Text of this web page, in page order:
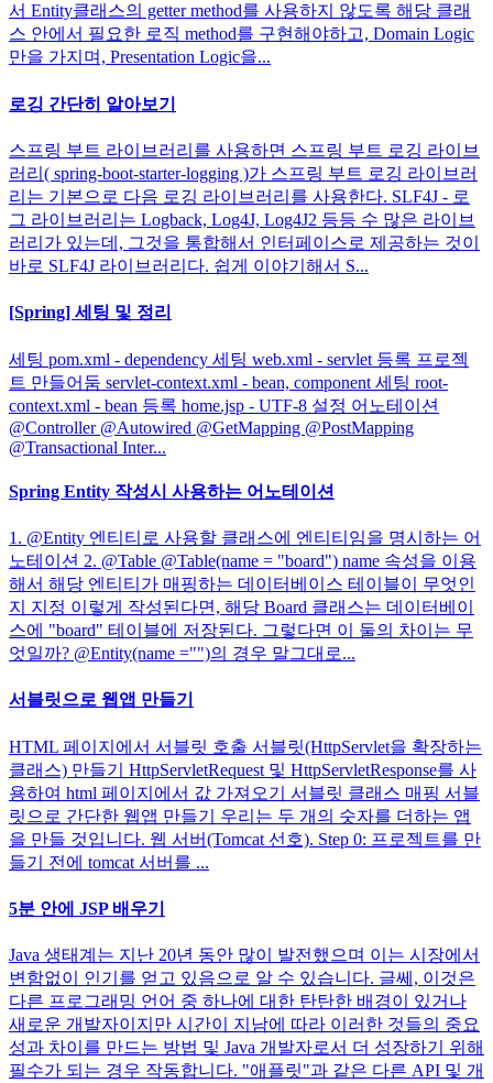
서 Entity클래스의 getter method를 사용하지 않도록 해당 클래
스 안에서 필요한 로직 method를 구현해야하고, Domain Logic
만을 가지며, Presentation Logic을...
로깅 간단히 알아보기
스프링 부트 라이브러리를 사용하면 스프링 부트 로깅 라이브
러리( spring-boot-starter-logging )가 스프링 부트 로깅 라이브러
리는 기본으로 다음 로깅 라이브러리를 사용한다. SLF4J - 로
그 라이브러리는 Logback, Log4J, Log4J2 등등 수 많은 라이브
러리가 있는데, 그것을 통합해서 인터페이스로 제공하는 것이
바로 SLF4J 라이브러리다. 쉽게 이야기해서 S...
[Spring] 세팅 및 정리
세팅 pom.xml - dependency 세팅 web.xml - servlet 등록 프로젝
트 만들어둠 servlet-context.xml - bean, component 세팅 root-
context.xml - bean 등록 home.jsp - UTF-8 설정 어노테이션
@Controller @Autowired @GetMapping @PostMapping
@Transactional Inter...
Spring Entity 작성시 사용하는 어노테이션
1. @Entity 엔티티로 사용할 클래스에 엔티티임을 명시하는 어
노테이션 2. @Table @Table(name = "board") name 속성을 이용
해서 해당 엔티티가 매핑하는 데이터베이스 테이블이 무엇인
지 지정 이렇게 작성된다면, 해당 Board 클래스는 데이터베이
스에 "board" 테이블에 저장된다. 그렇다면 이 둘의 차이는 무
엇일까? @Entity(name ="")의 경우 말그대로...
서블릿으로 웹앱 만들기
HTML 페이지에서 서블릿 호출 서블릿(HttpServlet을 확장하는
클래스) 만들기 HttpServletRequest 및 HttpServletResponse를 사
용하여 html 페이지에서 값 가져오기 서블릿 클래스 매핑 서블
릿으로 간단한 웹앱 만들기 우리는 두 개의 숫자를 더하는 앱
을 만들 것입니다. 웹 서버(Tomcat 선호). Step 0: 프로젝트를 만
들기 전에 tomcat 서버를 ...
5분 안에 JSP 배우기
Java 생태계는 지난 20년 동안 많이 발전했으며 이는 시장에서
변함없이 인기를 얻고 있음으로 알 수 있습니다. 글쎄, 이것은
다른 프로그래밍 언어 중 하나에 대한 탄탄한 배경이 있거나
새로운 개발자이지만 시간이 지남에 따라 이러한 것들의 중요
성과 차이를 만드는 방법 및 Java 개발자로서 더 성장하기 위해
필수가 되는 경우 작동합니다. "애플릿"과 같은 다른 API 및 개